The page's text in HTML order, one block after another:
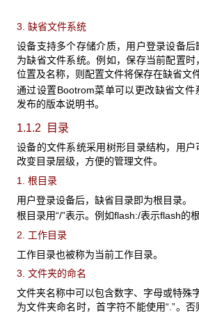
3. 缺省文件系统
设备支持多个存储介质，用户登录设备
为缺省文件系统。例如，保存当前配置
位置及名称，则配置文件将保存在缺省文
通过设置Bootrom菜单可以更改缺省文件
发布的版本说明书。
1.1.2 目录
设备的文件系统采用树形目录结构，用
改变目录层级，方便的管理文件。
1. 根目录
用户登录设备后，缺省目录即为根目录。
根目录用“/”表示。例如flash:/表示flash的根
2. 工作目录
工作目录也被称为当前工作目录。
3. 文件夹的命名
文件夹名称中可以包含数字、字母或特殊
为文件夹命名时，首字符不能使用“.”。